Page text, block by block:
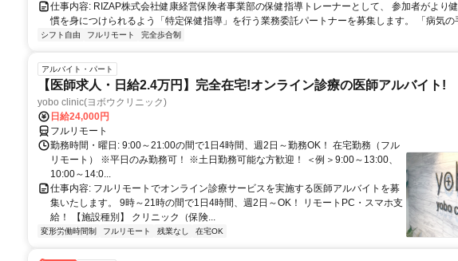
仕事内容: RIZAP株式会社健康経営保険者事業部の保健指導トレーナーとして、 参加者がより
慣を身につけられるよう「特定保健指導」を行う業務委託パートナーを募集します。 「病気の
シフト自由 フルリモート 完全歩合制
アルバイト・パート
【医師求人・日給2.4万円】完全在宅!オンライン診療の医師アルバイト!
yobo clinic(ヨボウクリニック)
日給24,000円
フルリモート
勤務時間・曜日: 9:00～21:00の間で1日4時間、週2日～勤務OK！ 在宅勤務（フル
リモート） ※平日のみ勤務可！ ※土日勤務可能な方歓迎！ ＜例＞9:00～13:00、
10:00～14:0...
仕事内容: フルリモートでオンライン診療サービスを実施する医師アルバイトを募
集いたします。 9時～21時の間で1日4時間、週2日～OK！ リモートPC・スマホ支
給！ 【施設種別】 クリニック（保険...
変形労働時間制 フルリモート 残業なし 在宅OK